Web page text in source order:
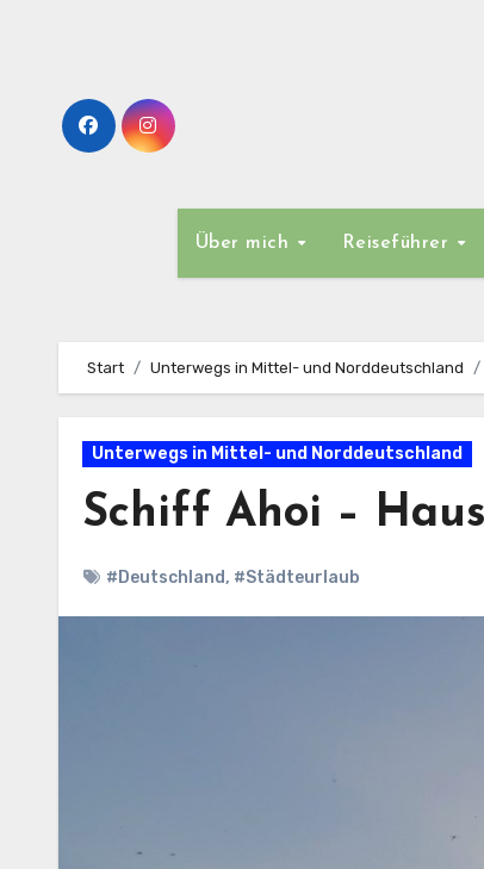
Über mich Reiseführer
Start Unterwegs in Mittel- und Norddeutschland
Unterwegs in Mittel- und Norddeutschland
Schiff Ahoi –
#Deutschland, #Städteurlaub